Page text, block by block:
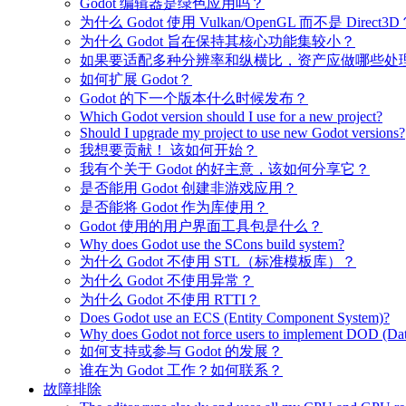
Godot 编辑器是绿色应用吗？
为什么 Godot 使用 Vulkan/OpenGL 而不是 Direct3D
为什么 Godot 旨在保持其核心功能集较小？
如果要适配多种分辨率和纵横比，资产应做哪些处
如何扩展 Godot？
Godot 的下一个版本什么时候发布？
Which Godot version should I use for a new project?
Should I upgrade my project to use new Godot versions?
我想要贡献！ 该如何开始？
我有个关于 Godot 的好主意，该如何分享它？
是否能用 Godot 创建非游戏应用？
是否能将 Godot 作为库使用？
Godot 使用的用户界面工具包是什么？
Why does Godot use the SCons build system?
为什么 Godot 不使用 STL（标准模板库）？
为什么 Godot 不使用异常？
为什么 Godot 不使用 RTTI？
Does Godot use an ECS (Entity Component System)?
Why does Godot not force users to implement DOD
如何支持或参与 Godot 的发展？
谁在为 Godot 工作？如何联系？
故障排除